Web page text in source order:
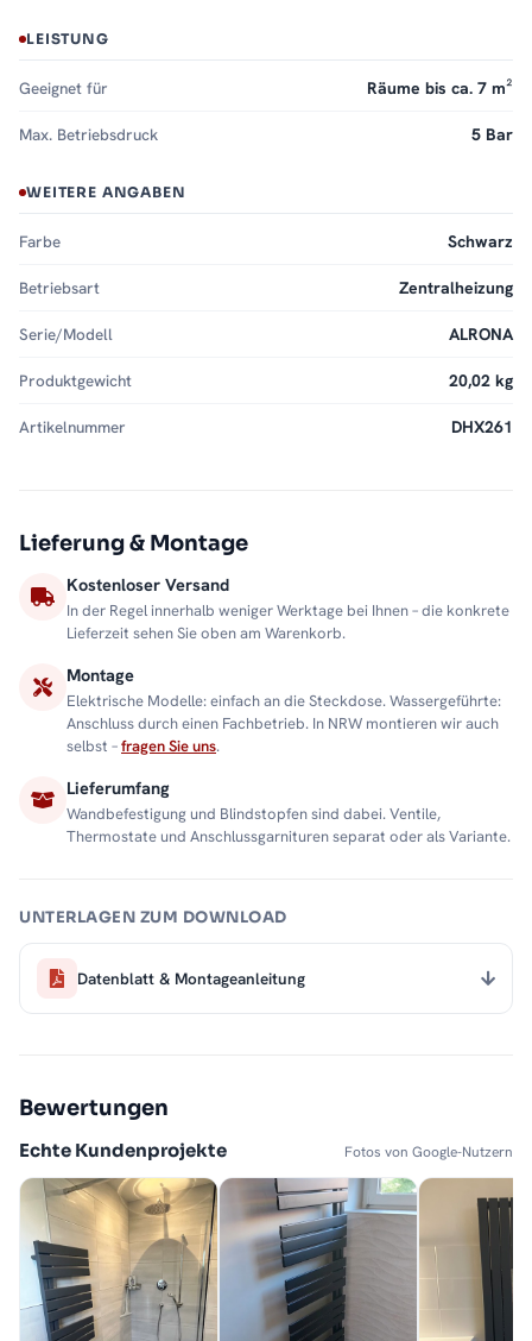
LEISTUNG
Geeignet für Räume bis ca. 7 m²
Max. Betriebsdruck 5 Bar
WEITERE ANGABEN
Farbe Schwarz
Betriebsart Zentralheizung
Serie/Modell ALRONA
Produktgewicht 20,02 kg
Artikelnummer DHX261
Lieferung & Montage
Kostenloser Versand
In der Regel innerhalb weniger Werktage bei Ihnen – die konkrete
Lieferzeit sehen Sie oben am Warenkorb.
Montage
Elektrische Modelle: einfach an die Steckdose. Wassergeführte:
Anschluss durch einen Fachbetrieb. In NRW montieren wir auch
selbst –fragen Sie uns.
Lieferumfang
Wandbefestigung und Blindstopfen sind dabei. Ventile,
Thermostate und Anschlussgarnituren separat oder als Variante.
UNTERLAGEN ZUM DOWNLOAD
Datenblatt & Montageanleitung
Bewertungen
Echte Kundenprojekte Fotos von Google-Nutzern